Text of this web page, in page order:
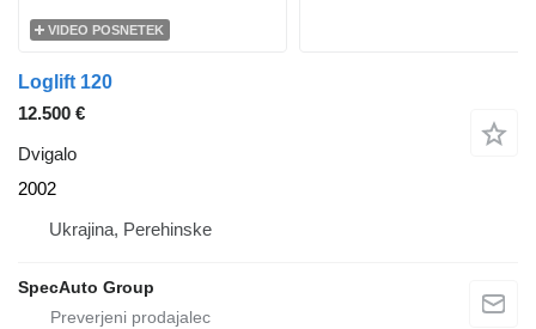
VIDEO POSNETEK
Loglift 120
12.500 €
Dvigalo
2002
Ukrajina, Perehinske
SpecAuto Group